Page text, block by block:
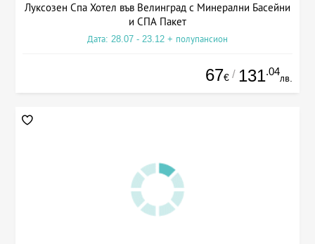
Луксозен Спа Хотел във Велинград с Минерални Басейни
и СПА Пакет
Дата: 28.07 - 23.12 + полупансион
67€ / 131.04
лв.